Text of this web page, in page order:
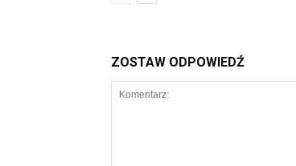
ZOSTAW ODPOWIEDŹ